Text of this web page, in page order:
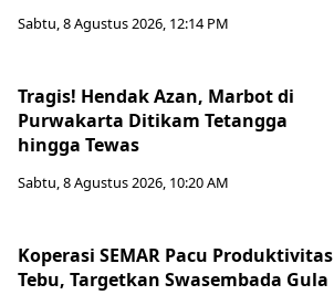
Sabtu, 8 Agustus 2026, 12:14 PM
Tragis! Hendak Azan, Marbot di
Purwakarta Ditikam Tetangga
hingga Tewas
Sabtu, 8 Agustus 2026, 10:20 AM
Koperasi SEMAR Pacu Produktivitas
Tebu, Targetkan Swasembada Gula